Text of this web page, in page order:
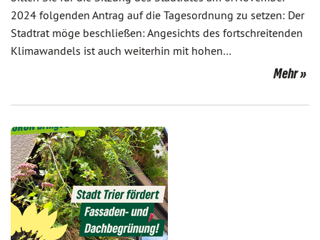
2024 folgenden Antrag auf die Tagesordnung zu setzen: Der
Stadtrat möge beschließen: Angesichts des fortschreitenden
Klimawandels ist auch weiterhin mit hohen…
Mehr